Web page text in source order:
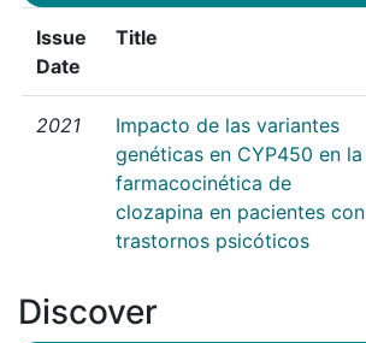
Issue
Date
Title
2021
Impacto de las variantes
genéticas en CYP450 en la
farmacocinética de
clozapina en pacientes con
trastornos psicóticos
Discover